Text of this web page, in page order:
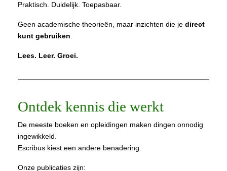
Praktisch. Duidelijk. Toepasbaar.
Geen academische theorieën, maar inzichten die je direct
kunt gebruiken
Lees. Leer. Groei.
Ontdek kennis die werkt
De meeste boeken en opleidingen maken dingen onnodig
ingewikkeld.
Escribus kiest een andere benadering.
Onze publicaties zijn: